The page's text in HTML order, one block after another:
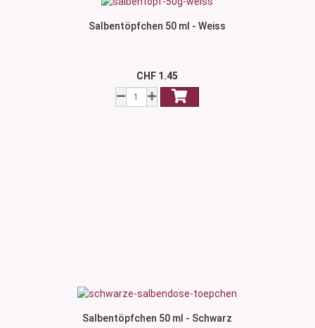
Salbentöpfchen 50 ml - Weiss
CHF 1.45
Salbentöpfchen 50 ml - Schwarz